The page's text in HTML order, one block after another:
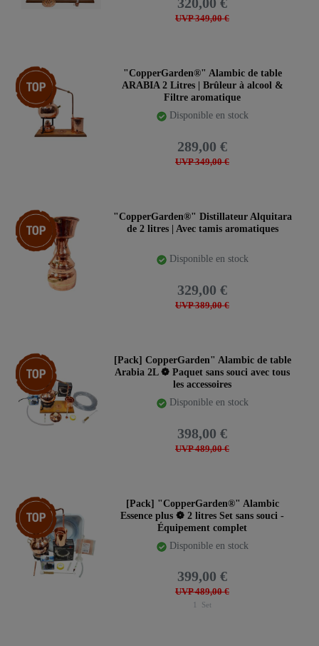
UVP 349,00 €
320,00 €
Article phare
"CopperGarden®" Alambic de table
ARABIA 2 Litres | Brûleur à alcool &
Filtre aromatique
Disponible en stock
UVP 349,00 €
289,00 €
Article phare
"CopperGarden®" Distillateur Alquitara
de 2 litres | Avec tamis aromatiques
Disponible en stock
UVP 389,00 €
329,00 €
Article phare
[Pack] CopperGarden" Alambic de table
Arabia 2L ❁ Paquet sans souci avec tous
les accessoires
Disponible en stock
UVP 489,00 €
398,00 €
Article phare
[Pack] "CopperGarden®" Alambic
Essence plus ❁ 2 litres Set sans souci -
Équipement complet
Disponible en stock
UVP 489,00 €
399,00 €
1 Set